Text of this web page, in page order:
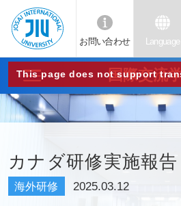
JIU
城西
国際
大学
お問い合わせ Language
This page does not support
国際交流
カナダ研修実施報告
海外研修 2025.03.12